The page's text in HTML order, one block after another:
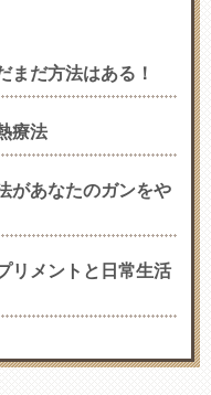
まだ方法はある！
療法
があなたのガンをや
リメントと日常生活